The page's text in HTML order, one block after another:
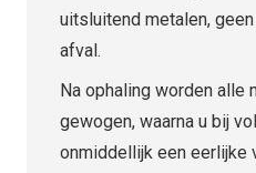
uitsluitend metalen,
afval.
Na ophaling worden alle
gewogen, waarna u bij
onmiddellijk een eerlijke